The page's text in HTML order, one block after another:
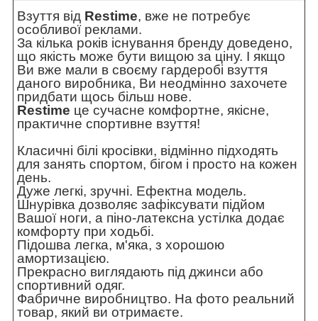
Взуття від Restime, вже не потребує
особливої реклами.
За кілька років існування бренду доведено,
що якість може бути вищою за ціну. І якщо
Ви вже мали в своєму гардеробі взуття
даного виробника, Ви неодмінно захочете
придбати щось більш нове.
Restime це сучасне комфортне, якісне,
практичне спортивне взуття!
Класичні білі кросівки, відмінно підходять
для занять спортом, бігом і просто на кожен
день.
Дуже легкі, зручні. Ефектна модель.
Шнурівка дозволяє зафіксувати підйом
Вашої ноги, а піно-латексна устілка додає
комфорту при ходьбі.
Підошва легка, м'яка, з хорошою
амортизацією.
Прекрасно виглядають під джинси або
спортивний одяг.
Фабричне виробництво. На фото реальний
товар, який ви отримаєте.